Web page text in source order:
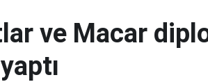
ve Macar